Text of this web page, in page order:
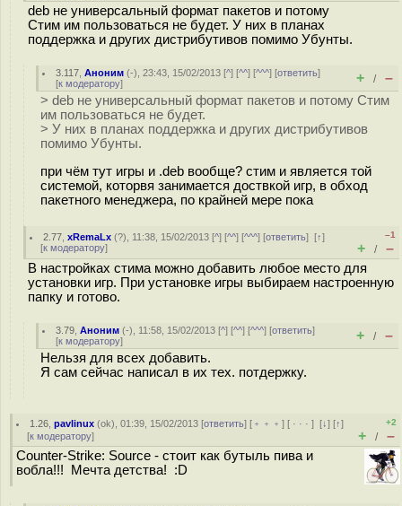
deb не универсальный формат пакетов и потому
Стим им пользоваться не будет. У них в планах
поддержка и других дистрибутивов помимо Убунты.
3.117 ,Аноним (-), 23:43, 15/02/2013 [^] [^^] [^^^] [ответить]
[к модератору] + / –
> deb не универсальный формат пакетов и потому Стим
им пользоваться не будет.
> У них в планах поддержка и других дистрибутивов
помимо Убунты.
при чём тут игры и .deb вообще? стим и является той
системой, которвя занимается доствкой игр, в обход
пакетного менеджера, по крайней мере пока
2.77 ,xRemaLx (?), 11:38, 15/02/2013 [^] [^^] [^^^] [ответить][↑]
[к модератору]
–1
+ / –
В настройках стима можно добавить любое место для
установки игр. При установке игры выбираем настроенную
папку и готово.
3.79 ,Аноним (-), 11:58, 15/02/2013 [^] [^^] [^^^] [ответить]
[к модератору] + / –
Нельзя для всех добавить.
Я сам сейчас написал в их тех. потдержку.
1.26 ,pavlinux (ok), 01:39, 15/02/2013 [ответить] [ ﹢﹢﹢] [ · · ·][↓] [↑]
[к модератору]
+2
+ / –
Counter-Strike: Source - стоит как бутыль пива и
вобла!!! Мечта детства! :D